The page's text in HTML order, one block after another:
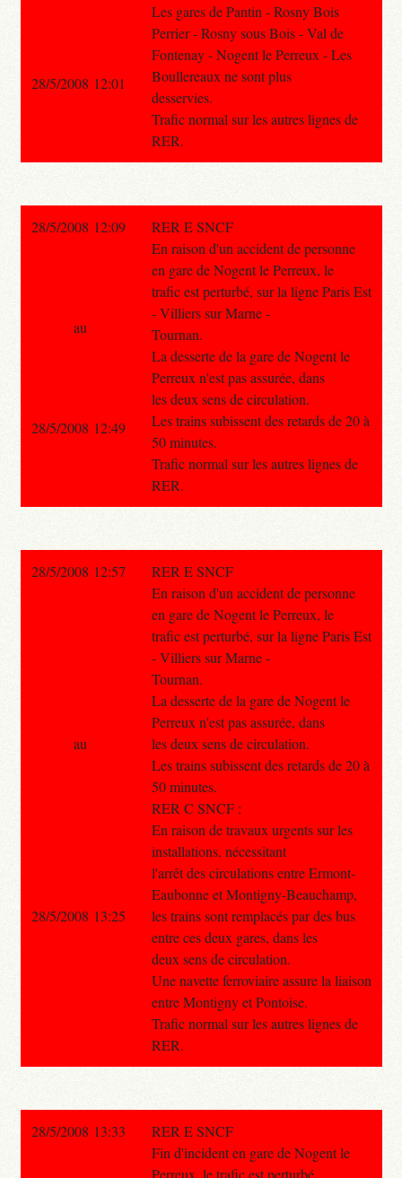
Les gares de Pantin - Rosny Bois
Perrier - Rosny sous Bois - Val de
Fontenay - Nogent le Perreux - Les
Boullereaux ne sont plus
desservies.
Trafic normal sur les autres lignes de
RER.
28/5/2008 12:01
28/5/2008 12:09
RER E SNCF
En raison d'un accident de personne
en gare de Nogent le Perreux, le
trafic est perturbé, sur la ligne Paris Est
- Villiers sur Marne -
Tournan.
La desserte de la gare de Nogent le
Perreux n'est pas assurée, dans
les deux sens de circulation.
Les trains subissent des retards de 20 à
50 minutes.
Trafic normal sur les autres lignes de
RER.
au
28/5/2008 12:49
28/5/2008 12:57
RER E SNCF
En raison d'un accident de personne
en gare de Nogent le Perreux, le
trafic est perturbé, sur la ligne Paris Est
- Villiers sur Marne -
Tournan.
La desserte de la gare de Nogent le
Perreux n'est pas assurée, dans
les deux sens de circulation.
Les trains subissent des retards de 20 à
50 minutes.
RER C SNCF :
En raison de travaux urgents sur les
installations, nécessitant
l'arrêt des circulations entre Ermont-
Eaubonne et Montigny-Beauchamp,
les trains sont remplacés par des bus
entre ces deux gares, dans les
deux sens de circulation.
Une navette ferroviaire assure la liaison
entre Montigny et Pontoise.
Trafic normal sur les autres lignes de
RER.
au
28/5/2008 13:25
28/5/2008 13:33
RER E SNCF
Fin d'incident en gare de Nogent le
Perreux, le trafic est perturbé,